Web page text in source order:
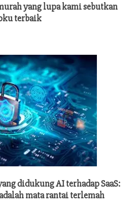
yang lupa kami sebutkan
terbaik
didukung AI terhadap SaaS:
mata rantai terlemah